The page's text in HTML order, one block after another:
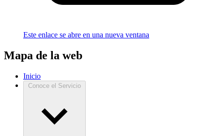
Este enlace se abre en una nueva ventana
Mapa de la web
Inicio
Conoce el Servicio